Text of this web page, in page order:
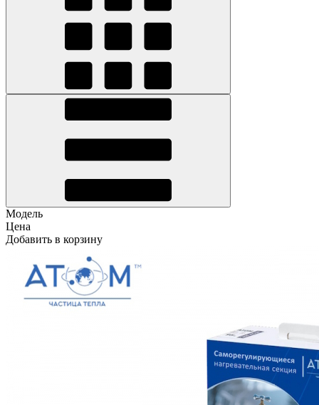
Модель
Цена
Добавить в корзину